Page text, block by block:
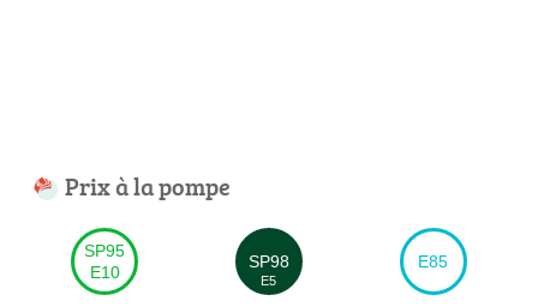
Prix à la pompe
SP95
E10
SP98
E5
E85